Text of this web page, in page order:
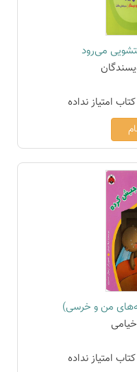
می‌رود
من و خرسی)
خیامی